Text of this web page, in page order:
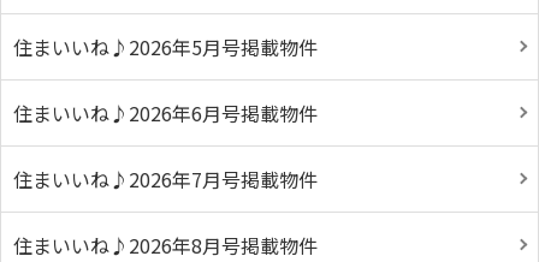
住まいいね♪2026年5月号掲載物件
住まいいね♪2026年6月号掲載物件
住まいいね♪2026年7月号掲載物件
住まいいね♪2026年8月号掲載物件